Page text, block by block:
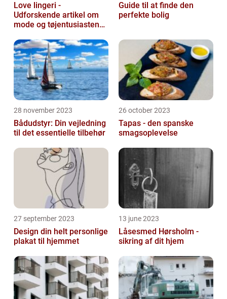
Love lingeri -
Udforskende artikel om
mode og tøjentusiastens
Guide til at finde den
perfekte bolig
28 november 2023
Bådudstyr: Din vejledning
til det essentielle tilbehør
26 october 2023
Tapas - den spanske
smagsoplevelse
27 september 2023
Design din helt personlige
plakat til hjemmet
13 june 2023
Låsesmed Hørsholm -
sikring af dit hjem